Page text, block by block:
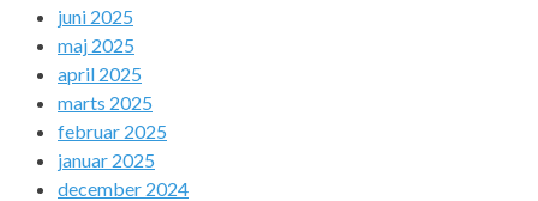
juni 2025
maj 2025
april 2025
marts 2025
februar 2025
januar 2025
december 2024